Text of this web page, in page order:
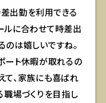
出勤を利用できる
ルに合わせて時差出
は嬉しいですね。
ート休暇が取れるの
て、家族にも喜ばれ
職場づくりを目指し